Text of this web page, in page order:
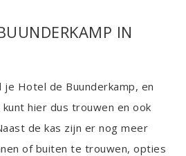
IN
je Hotel de Buunderkamp, en
hier dus trouwen en ook
de kas zijn er nog meer
of buiten te trouwen, opties